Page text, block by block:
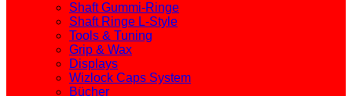
Shaft Gummi-Ringe
Shaft Ringe L-Style
Tools & Tuning
Grip & Wax
Displays
Wizlock Caps System
Bücher